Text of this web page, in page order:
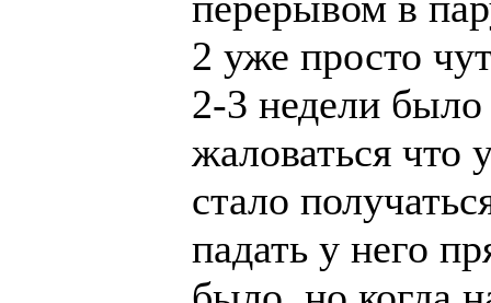
2 уже просто
2-3 недели
жаловаться что
стало
падать у него